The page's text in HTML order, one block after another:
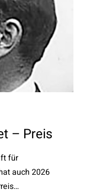
– Preis
für
auch 2026